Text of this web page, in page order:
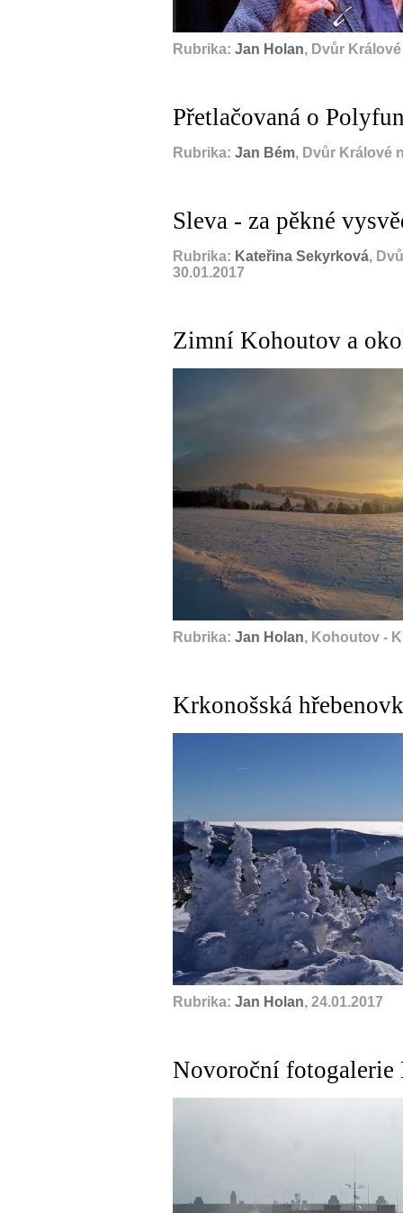
Rubrika: Jan Holan, Dvůr
Přetlačovaná o
Rubrika: Jan Bém, Dvůr Králové
Sleva - za pěkné
Rubrika: Kateřina Sekyrková,
30.01.2017
Zimní Kohoutov a
Rubrika: Jan Holan, Kohoutov -
Krkonošská
Rubrika: Jan Holan, 24.01.2017
Novoroční fotogalerie